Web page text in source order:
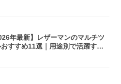
年最新】レザーマンのマルチツ
すすめ11選｜用途別で活躍する